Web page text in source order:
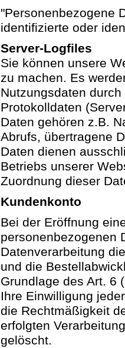
"Personenbezogene
identifizierte oder
Server-Logfiles
Sie können unsere
zu machen. Es
Nutzungsdaten
Protokolldaten
Daten gehören z.B.
Abrufs, übertragene
Daten dienen
Betriebs unserer
Zuordnung dieser
Kundenkonto
Bei der Eröffnung
personenbezogenen
Datenverarbeitung
und die
Grundlage des Art. 6
Ihre Einwilligung
die Rechtmäßigkeit
erfolgten
gelöscht.